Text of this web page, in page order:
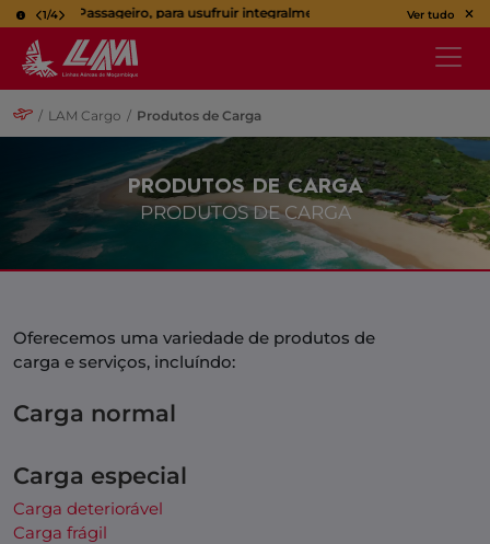
1/4
Caro Passageiro, para usufruir integralmente da sua viagem, utilize o
Ver tudo
/ LAM Cargo / Produtos de Carga
PRODUTOS DE CARGA
PRODUTOS DE CARGA
Oferecemos uma variedade de produtos de
carga e serviços, incluíndo:
Carga normal
Carga especial
Carga deteriorável
Carga frágil